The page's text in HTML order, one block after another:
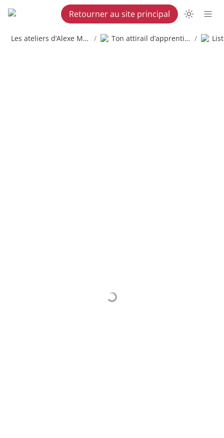
Retourner au site principal
Les ateliers d’Alexe Martel / Ton attirail d’apprenti copywriter /